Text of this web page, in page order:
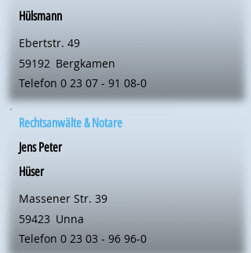
Hülsmann
Ebertstr. 49
59192 Bergkamen
Telefon 0 23 07 - 91 08-0
Rechtsanwälte & Notare
Jens Peter
Hüser
Massener Str. 39
59423 Unna
Telefon 0 23 03 - 96 96-0